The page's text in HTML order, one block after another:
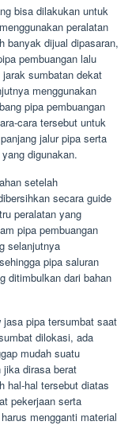
bisa dilakukan untuk
peralatan
banyak dijual dipasaran,
pembuangan lalu
sumbatan dekat
menggunakan
pipa pembuangan
cara tersebut untuk
jalur pipa serta
digunakan.
setelah
secara guide
peralatan yang
pipa pembuangan
selanjutnya
pipa saluran
ditimbulkan dari bahan
pipa tersumbat saat
dilokasi, ada
mudah suatu
jika dirasa berat
hal-hal tersebut diatas
pekerjaan serta
mengganti material